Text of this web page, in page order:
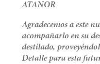
ATANOR
Agradecemos a este
acompañarlo en su
destilado,
Detalle para esta